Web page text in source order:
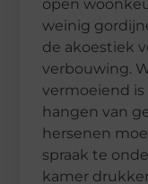
open
weinig
de akoestiek
verbouwing.
vermoeiend
hangen van
hersenen
spraak te
kamer